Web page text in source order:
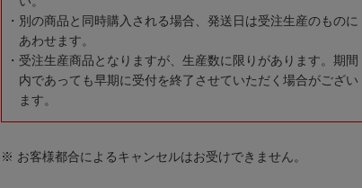
別の商品と同時購入される場合、発送日は受注生産のものに
あわせます。
受注生産商品となりますが、生産数に限りがあります。期間
内であっても早期に受付を終了させていただく場合がござい
ます。
※ お客様都合によるキャンセルはお受けできません。